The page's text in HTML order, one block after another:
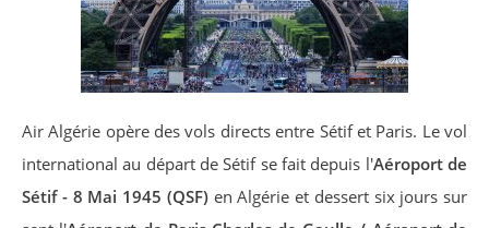
Air Algérie opère des vols directs entre Sétif et Paris. Le vol
international au départ de Sétif se fait depuis l'Aéroport de
Sétif - 8 Mai 1945 (QSF)en Algérie et dessert six jours sur